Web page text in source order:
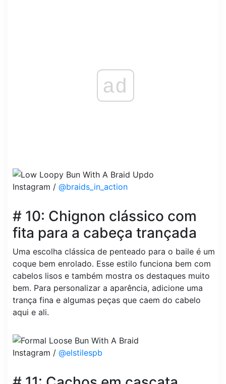
ad
Instagram / @braids_in_action
# 10: Chignon clássico com
fita para a cabeça trançada
Uma escolha clássica de penteado para o baile é um
coque bem enrolado. Esse estilo funciona bem com
cabelos lisos e também mostra os destaques muito
bem. Para personalizar a aparência, adicione uma
trança fina e algumas peças que caem do cabelo
aqui e ali.
Instagram / @elstilespb